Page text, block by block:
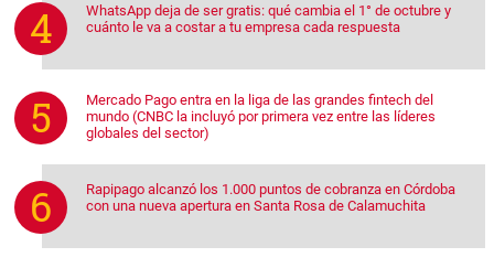
WhatsApp deja de ser gratis: qué cambia el 1° de octubre y
cuánto le va a costar a tu empresa cada respuesta
Mercado Pago entra en la liga de las grandes fintech del
mundo (CNBC la incluyó por primera vez entre las líderes
globales del sector)
Rapipago alcanzó los 1.000 puntos de cobranza en Córdoba
con una nueva apertura en Santa Rosa de Calamuchita